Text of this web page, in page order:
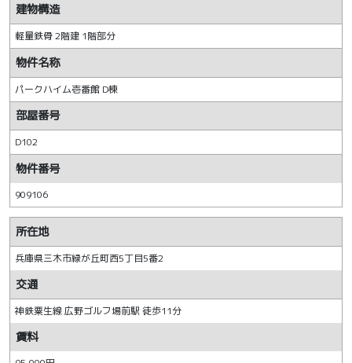
建物構造
軽量鉄骨 2階建 1階部分
物件名称
パークハイム壱番館 D棟
部屋番号
D102
物件番号
909106
所在地
兵庫県三木市緑が丘町西5丁目5番2
交通
神鉄粟生線 広野ゴルフ場前駅 徒歩11分
賃料